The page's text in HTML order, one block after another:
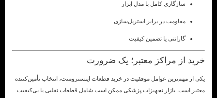
سازگاری کامل با مدل ابزار
مقاومت در برابر استریل‌سازی
گارانتی یا تضمین کیفیت
خرید از مراکز معتبر؛ یک ضرورت
یکی از مهم‌ترین عوامل موفقیت در خرید قطعات اینسترومنت، انتخاب تأمین‌کننده
معتبر است. بازار تجهیزات پزشکی ممکن است شامل قطعات تقلبی یا بی‌کیفیت